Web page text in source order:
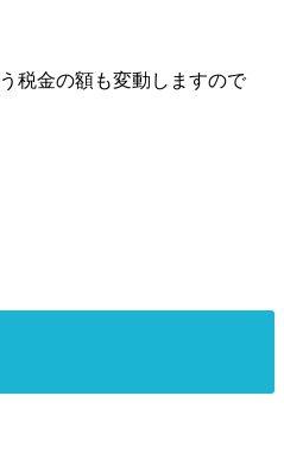
税金の額も変動しますので